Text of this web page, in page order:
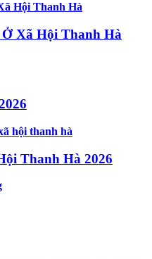
Xã Hội Thanh Hà
Thanh Hà 2026